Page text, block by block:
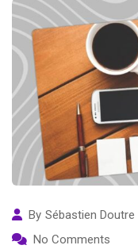
By Sébastien Doutre
No Comments